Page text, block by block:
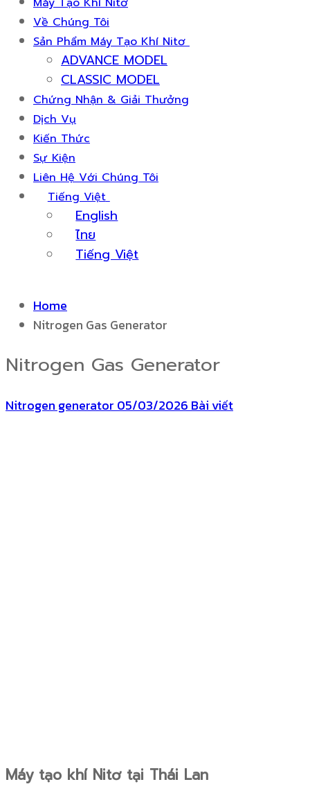
Về Chúng Tôi
Sản Phẩm Máy Tạo Khí Nitơ
ADVANCE MODEL
CLASSIC MODEL
Chứng Nhận & Giải Thưởng
Dịch Vụ
Kiến Thức
Sự Kiện
Liên Hệ Với Chúng Tôi
Tiếng Việt
English
ไทย
Tiếng Việt
Home
Nitrogen Gas Generator
Nitrogen Gas Generator
Nitrogen generator 05/03/2026 Bài viết
Máy tạo khí Nitơ tại Thái Lan